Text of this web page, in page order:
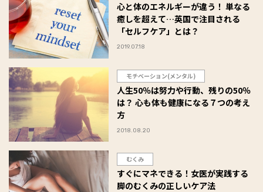
心と体のエネルギーが違う！ 単なる
癒しを超えて…英国で注目される
「セルフケア」とは？
2019.07.18
モチベーション(メンタル)
人生50％は努力や行動、残りの50％
は？ 心も体も健康になる７つの考え
方
2018.08.20
むくみ
すぐにマネできる！女医が実践する
脚のむくみの正しいケア法